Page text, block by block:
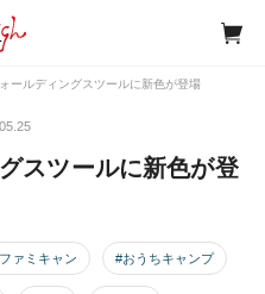
ールディングスツールに新色が登場
スツールに新色が登
ァミキャン #おうちキャンプ